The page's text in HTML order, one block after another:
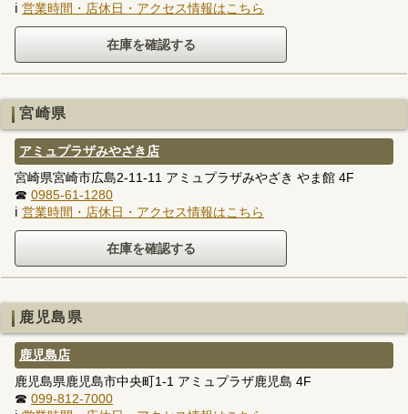
ℹ 営業時間・店休日・アクセス情報はこちら
宮崎県
アミュプラザみやざき店
宮崎県宮崎市広島2-11-11 アミュプラザみやざき やま館 4F
☎ 0985-61-1280
ℹ 営業時間・店休日・アクセス情報はこちら
鹿児島県
鹿児島店
鹿児島県鹿児島市中央町1-1 アミュプラザ鹿児島 4F
☎ 099-812-7000